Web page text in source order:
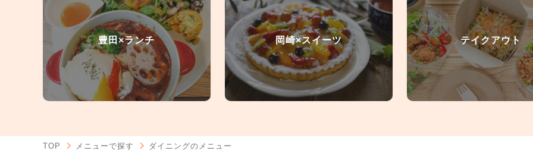
豊田×ランチ 岡崎×スイーツ テイクアウト
TOP メニューで探す ダイニングのメニュー